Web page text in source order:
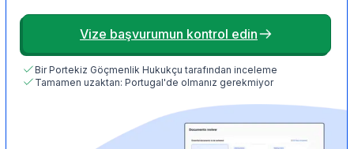
Vize başvurumun kontrol edin
Bir Portekiz Göçmenlik Hukukçu tarafından inceleme
Tamamen uzaktan: Portugal'de olmanız gerekmiyor